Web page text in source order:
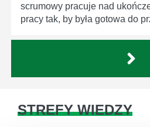
scrumowy pracuje nad
pracy tak, by była gotowa do
STREFY WIEDZY